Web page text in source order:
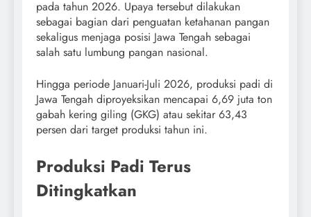
pada tahun 2026. Upaya tersebut dilakukan
sebagai bagian dari penguatan ketahanan pangan
sekaligus menjaga posisi Jawa Tengah sebagai
salah satu lumbung pangan nasional.
Hingga periode Januari-Juli 2026, produksi padi di
Jawa Tengah diproyeksikan mencapai 6,69 juta ton
gabah kering giling (GKG) atau sekitar 63,43
persen dari target produksi tahun ini.
Produksi Padi Terus
Ditingkatkan